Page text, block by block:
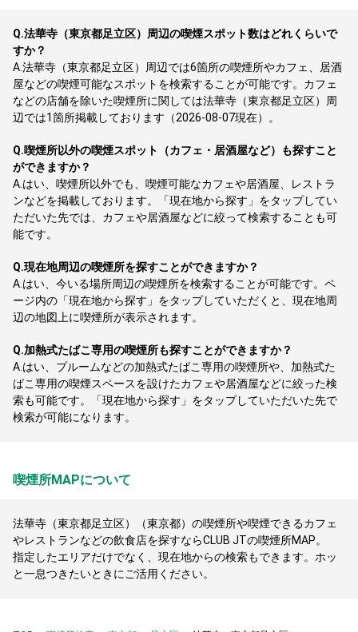
Q.法華寺（東京都足立区）周辺の喫煙スポット数はどれくらいで
すか？
A.法華寺（東京都足立区）周辺では6箇所の喫煙所やカフェ、居酒
屋などの喫煙可能なスポットを検索することが可能です。カフェ
などの店舗を除いた喫煙所に関しては法華寺（東京都足立区）周
辺では1箇所掲載しております（2026-08-07現在）。
Q.喫煙所以外の喫煙スポット（カフェ・居酒屋など）も探すこと
ができますか？
A. はい、喫煙所以外でも、喫煙可能なカフェや居酒屋、レストラ
ンなどを掲載しております。「現在地から探す」をタップしてい
ただいた先では、カフェや居酒屋などに絞って検索することも可
能です。
Q.現在地周辺の喫煙所を探すことができますか？
A. はい、今いる場所周辺の喫煙所を検索することが可能です。ペ
ージ内の「現在地から探す」をタップしていただくと、現在地周
辺の地図上に喫煙所が表示されます。
Q.加熱式たばこ専用の喫煙所も探すことができますか？
A. はい、プルームなどの加熱式たばこ専用の喫煙所や、加熱式た
ばこ専用の喫煙スペースを設けたカフェや居酒屋などに絞った検
索も可能です。「現在地から探す」をタップしていただいた先で
検索が可能になります。
喫煙所MAPについて
法華寺（東京都足立区）（東京都）の喫煙所や喫煙できるカフェ
やレストランなどの飲食店を探すならCLUB JTの喫煙所MAP。
指定したエリアだけでなく、現在地からの検索もできます。ホッ
と一息つきたいときにご活用ください。